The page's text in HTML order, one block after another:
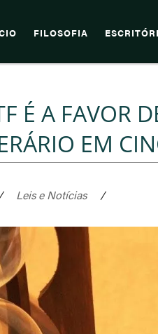
FILOSOFIA
É A FAVOR
EM
Leis e Notícias /